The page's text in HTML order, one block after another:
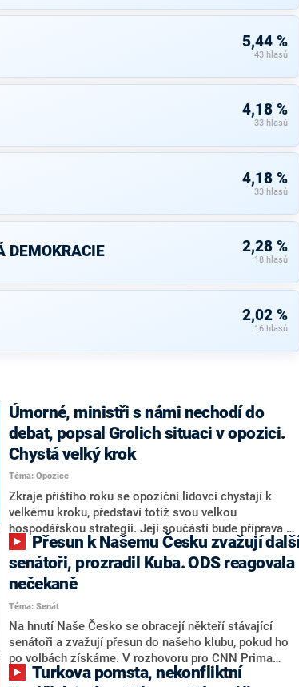
5,44 %
43 hlasů
4,18 %
33 hlasů
4,18 %
33 hlasů
DEMOKRACIE 2,28 %
18 hlasů
2,02 %
16 hlasů
Úmorné, ministři s námi nechodí do
debat, popsal Grolich situaci v opozici.
Chystá velký krok
Téma: Opozice
Zkraje příštího roku se opoziční lidovci chystají k
velkému kroku, představí totiž svou velkou
hospodářskou strategii. Její součástí bude příprava na
stárnutí populace, řekl ve středu na setkání s novináři
nový předseda lidovců Jan Grolich. Ten zároveň v
senátních volbách kandiduje ve Vyškově. Popsal i
aktivitu opozice, o níž vládní strany nebo političtí
komentátoři mluví jako o slabé a v defenzivě. „Je to
úmorná práce upozorňovat na chyby vlády. Ministři s
námi navíc nechodí do debat. Chceme ale ukazovat
svoje témata,“ odpověděl Grolich na dotaz CNN Prima
NEWS.
senátoři, prozradil Kuba. ODS reagovala
nečekaně
Téma: Senát
Na hnutí Naše Česko se obracejí někteří stávající
senátoři a zvažují přesun do našeho klubu, pokud ho
po volbách získáme. V rozhovoru pro CNN Prima
NEWS to řekl zakladatel hnutí a jihočeský hejtman